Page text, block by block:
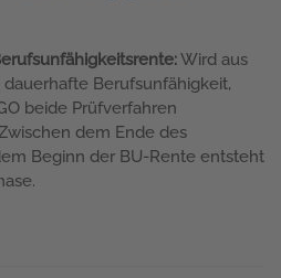
Wird aus
Berufsunfähigkeit,
beide Prüfverfahren
dem Ende des
Beginn der BU-Rente entsteht